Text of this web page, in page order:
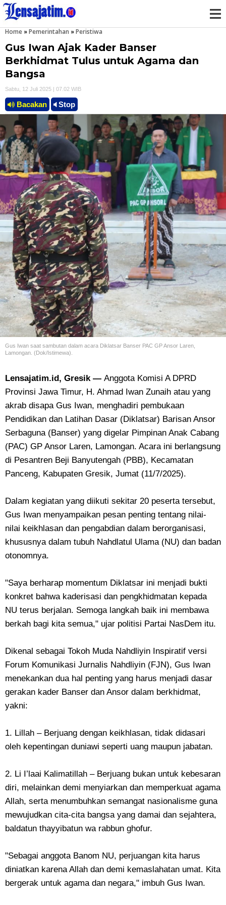
Home »Pemerintahan »Peristiwa
Gus Iwan Ajak Kader Banser
Berkhidmat Tulus untuk Agama dan
Bangsa
Sabtu, 12 Juli 2025 | 07.02 WIB
Bacakan Stop
Gus Iwan saat sambutan dalam acara Diklatsar Banser PAC GP Ansor Laren,
Lamongan. (Dok/Istimewa).
Lensajatim.id, Gresik — Anggota Komisi A DPRD
Provinsi Jawa Timur, H. Ahmad Iwan Zunaih atau yang
akrab disapa Gus Iwan, menghadiri pembukaan
Pendidikan dan Latihan Dasar (Diklatsar) Barisan Ansor
Serbaguna (Banser) yang digelar Pimpinan Anak Cabang
(PAC) GP Ansor Laren, Lamongan. Acara ini berlangsung
di Pesantren Beji Banyutengah (PBB), Kecamatan
Panceng, Kabupaten Gresik, Jumat (11/7/2025).
Dalam kegiatan yang diikuti sekitar 20 peserta tersebut,
Gus Iwan menyampaikan pesan penting tentang nilai-
nilai keikhlasan dan pengabdian dalam berorganisasi,
khususnya dalam tubuh Nahdlatul Ulama (NU) dan badan
otonomnya.
"Saya berharap momentum Diklatsar ini menjadi bukti
konkret bahwa kaderisasi dan pengkhidmatan kepada
NU terus berjalan. Semoga langkah baik ini membawa
berkah bagi kita semua," ujar politisi Partai NasDem itu.
Dikenal sebagai Tokoh Muda Nahdliyin Inspiratif versi
Forum Komunikasi Jurnalis Nahdliyin (FJN), Gus Iwan
menekankan dua hal penting yang harus menjadi dasar
gerakan kader Banser dan Ansor dalam berkhidmat,
yakni:
1. Lillah – Berjuang dengan keikhlasan, tidak didasari
oleh kepentingan duniawi seperti uang maupun jabatan.
2. Li I’laai Kalimatillah – Berjuang bukan untuk kebesaran
diri, melainkan demi menyiarkan dan memperkuat agama
Allah, serta menumbuhkan semangat nasionalisme guna
mewujudkan cita-cita bangsa yang damai dan sejahtera,
baldatun thayyibatun wa rabbun ghofur.
"Sebagai anggota Banom NU, perjuangan kita harus
diniatkan karena Allah dan demi kemaslahatan umat. Kita
bergerak untuk agama dan negara," imbuh Gus Iwan.